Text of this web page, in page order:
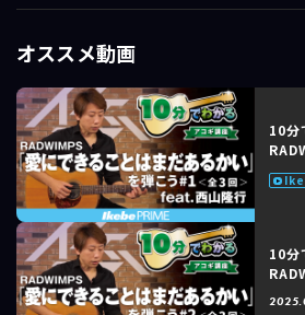
最後に、「愛にできることはまだあるかい」
■講師情報：西山隆行
「ミスター・ギター」と称される巨匠チェッ
大会に日本人として初参加。N.Y.の名門ライブ
ンド」にも出演。オーストラリアのNo.1ギ
のデモンストレーターや、"ゆず"の楽曲でギタ
ィングを担当。
オススメ動画
10分
とは
山隆
10分